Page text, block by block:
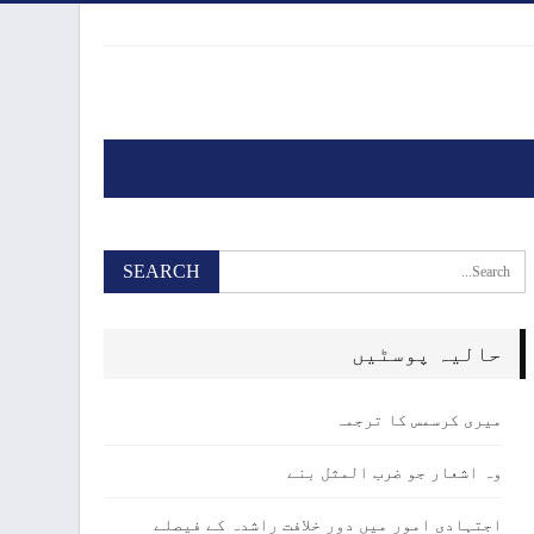
حالیہ پوسٹیں
میری کرسمس کا ترجمہ
وہ اشعار جو ضرب المثل بنے
اجتہادی امور میں دور خلافت راشدہ کے فیصلے